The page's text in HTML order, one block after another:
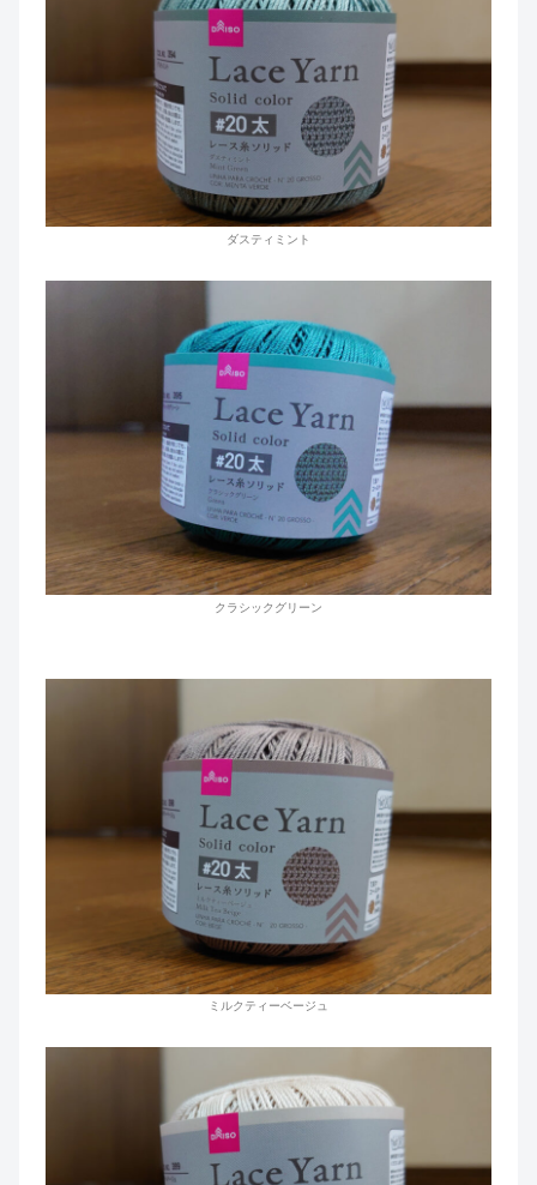
ダスティミント
クラシックグリーン
ミルクティーベージュ